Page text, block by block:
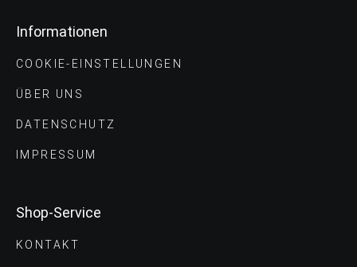
Informationen
COOKIE-EINSTELLUNGEN
ÜBER UNS
DATENSCHUTZ
IMPRESSUM
Shop-Service
KONTAKT